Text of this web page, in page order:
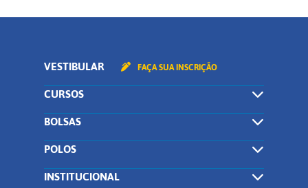
VESTIBULAR FAÇA SUA INSCRIÇÃO
CURSOS
BOLSAS
POLOS
INSTITUCIONAL